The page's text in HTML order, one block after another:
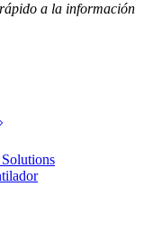
a la información